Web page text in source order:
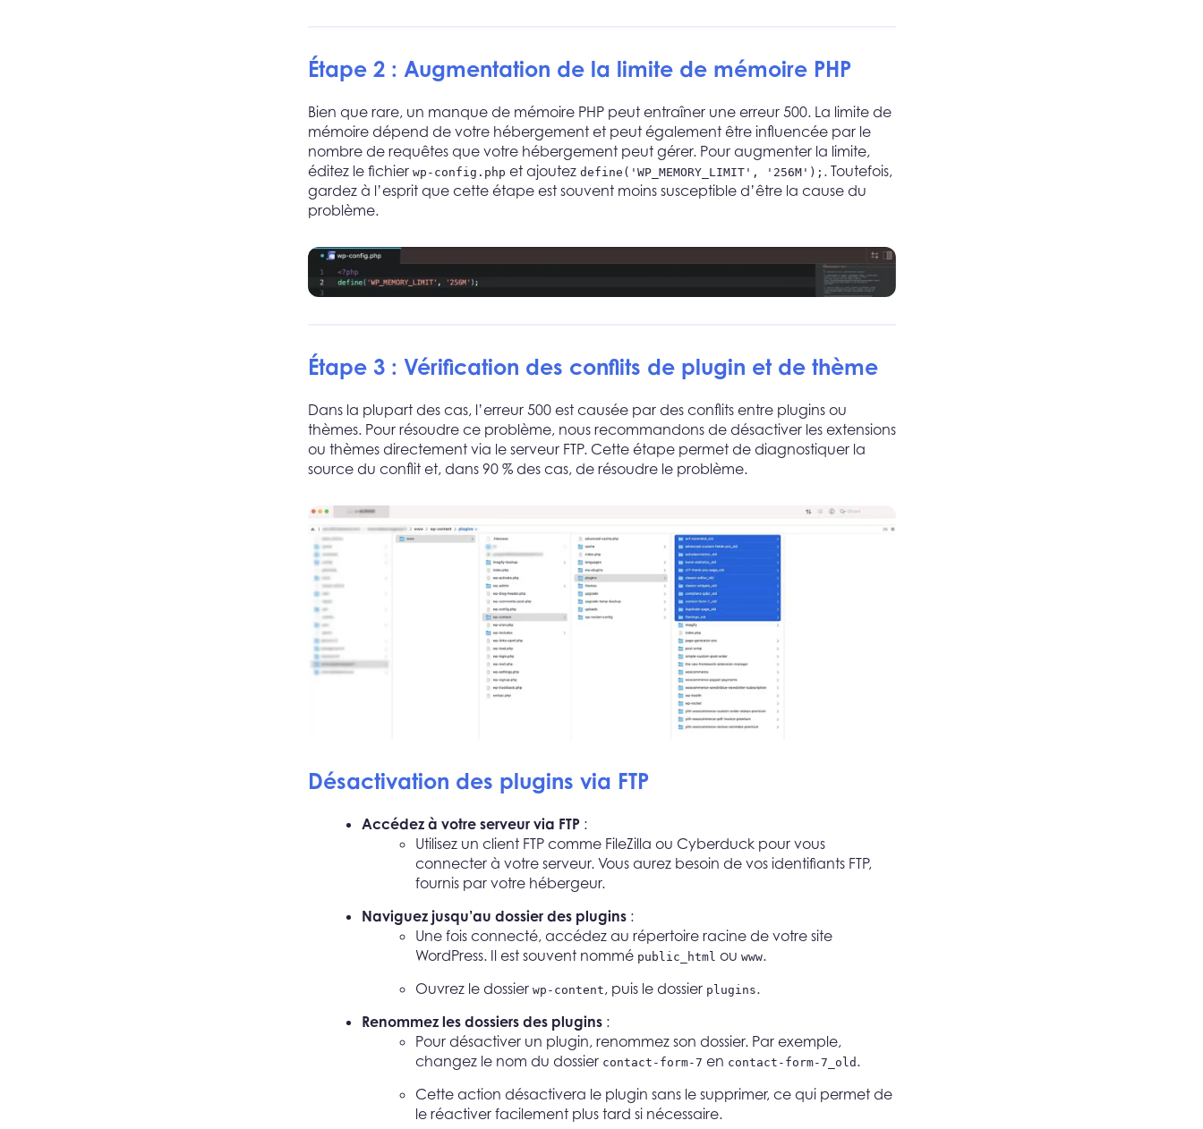
Étape 2 : Augmentation de la limite de mémoire PHP
Bien que rare, un manque de mémoire PHP peut entraîner une erreur 500. La limite de
mémoire dépend de votre hébergement et peut également être influencée par le
nombre de requêtes que votre hébergement peut gérer. Pour augmenter la limite,
éditez le fichier wp-config.php et ajoutez define('WP_MEMORY_LIMIT', '256M'); . Toutefois,
gardez à l’esprit que cette étape est souvent moins susceptible d’être la cause du
problème.
Étape 3 : Vérification des conflits de plugin et de thème
Dans la plupart des cas, l’erreur 500 est causée par des conflits entre plugins ou
thèmes. Pour résoudre ce problème, nous recommandons de désactiver les extensions
ou thèmes directement via le serveur FTP. Cette étape permet de diagnostiquer la
source du conflit et, dans 90 % des cas, de résoudre le problème.
Désactivation des plugins via FTP
Accédez à votre serveur via FTP :
Utilisez un client FTP comme FileZilla ou Cyberduck pour vous
connecter à votre serveur. Vous aurez besoin de vos identifiants FTP,
fournis par votre hébergeur.
Naviguez jusqu’au dossier des plugins:
Une fois connecté, accédez au répertoire racine de votre site
WordPress. Il est souvent nommé public_html ou www.
Ouvrez le dossier wp-content, puis le dossier plugins.
Renommez les dossiers des plugins:
Pour désactiver un plugin, renommez son dossier. Par exemple,
changez le nom du dossier contact-form-7 en contact-form-7_old .
Cette action désactivera le plugin sans le supprimer, ce qui permet de
le réactiver facilement plus tard si nécessaire.